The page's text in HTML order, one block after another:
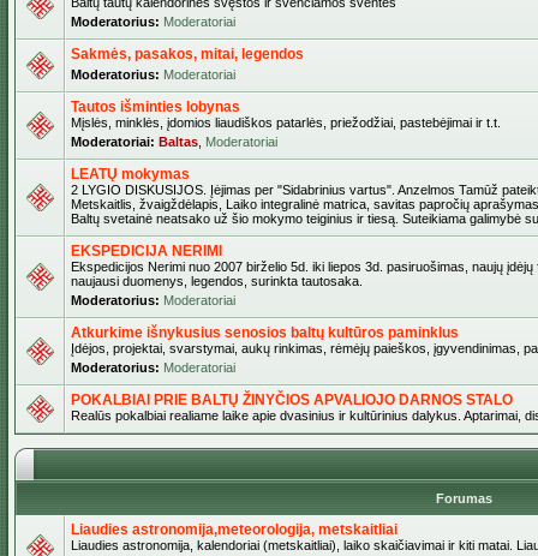
Moderatorius: Moderatoriai
Sakmės, pasakos, mitai, legendos
Moderatorius: Moderatoriai
Tautos išminties lobynas
Mįslės, minklės, įdomios liaudiškos patarlės, priežodžiai, pastebėjimai ir t.t.
Moderatoriai: Baltas Moderatoriai
LEATŲ mokymas
2 LYGIO DISKUSIJOS. Įėjimas per "Sidabrinius vartus". Anzelmos Tamūž
Metskaitlis, žvaigždėlapis, Laiko integralinė matrica, savitas papročių
Baltų svetainė neatsako už šio mokymo teiginius ir tiesą. Suteikiama galimybė
EKSPEDICIJA NERIMI
Ekspedicijos Nerimi nuo 2007 birželio 5d. iki liepos 3d. pasiruošimas, naujų
naujausi duomenys, legendos, surinkta tautosaka.
Moderatorius: Moderatoriai
Atkurkime išnykusius senosios baltų kultūros paminklus
Įdėjos, projektai, svarstymai, aukų rinkimas, rėmėjų paieškos, įgyvendinimas,
Moderatorius: Moderatoriai
POKALBIAI PRIE BALTŲ ŽINYČIOS APVALIOJO DARNOS STALO
Realūs pokalbiai realiame laike apie dvasinius ir kultūrinius dalykus. Aptarimai,
Forumas
Liaudies astronomija,meteorologija, metskaitliai
Liaudies astronomija, kalendoriai (metskaitliai), laiko skaičiavimai ir kiti matai.